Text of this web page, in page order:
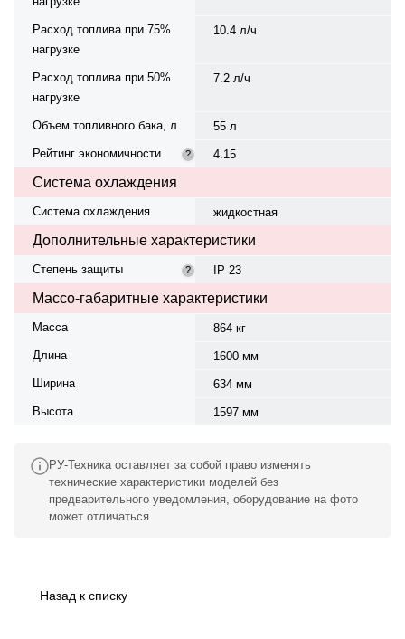
Расход топлива при 75%
нагрузке
10.4 л/ч
Расход топлива при 50%
нагрузке
7.2 л/ч
Объем топливного бака, л
55 л
Рейтинг экономичности
? 4.15
Система охлаждения
Система охлаждения жидкостная
Дополнительные характеристики
Степень защиты ? IP 23
Массо-габаритные характеристики
Масса
864 кг
Длина
1600 мм
Ширина
634 мм
Высота
1597 мм
РУ-Техника оставляет за собой право изменять
технические характеристики моделей без
предварительного уведомления, оборудование на фото
может отличаться.
Назад к списку